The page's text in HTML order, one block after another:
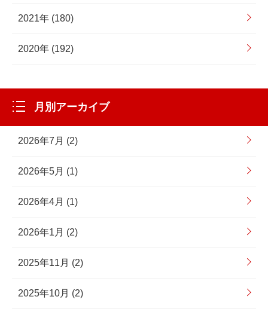
2021年 (180)
2020年 (192)
月別アーカイブ
2026年7月 (2)
2026年5月 (1)
2026年4月 (1)
2026年1月 (2)
2025年11月 (2)
2025年10月 (2)